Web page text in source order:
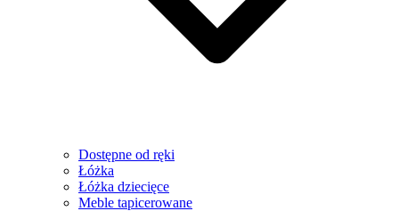
Dostępne od ręki
Łóżka
Łóżka dziecięce
Meble tapicerowane